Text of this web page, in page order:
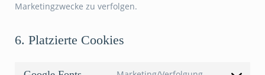
Marketingzwecke zu verfolgen.
6. Platzierte Cookies